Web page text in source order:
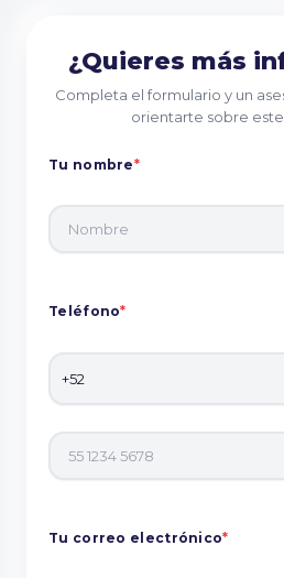
¿Quieres más
Completa el formulario y un
orientarte sobre
Tu nombre*
Teléfono*
Tu correo electrónico*